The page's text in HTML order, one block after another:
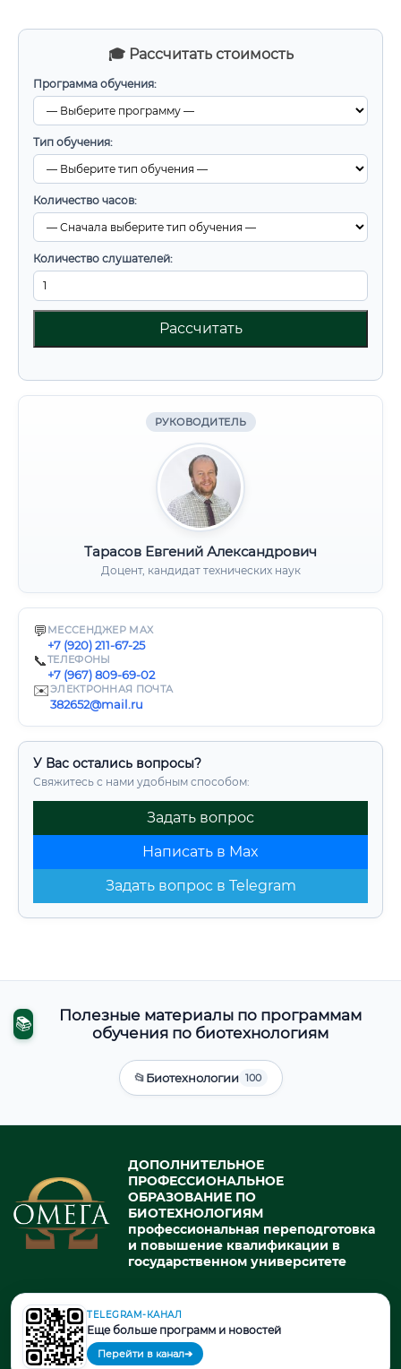
🎓 Рассчитать стоимость
Программа обучения:
Тип обучения:
Количество часов:
Количество слушателей:
Рассчитать
РУКОВОДИТЕЛЬ
Тарасов Евгений Александрович
Доцент, кандидат технических наук
💬 МЕССЕНДЖЕР MAX
+7 (920) 211-67-25
📞ТЕЛЕФОНЫ
+7 (967) 809-69-02
✉️ЭЛЕКТРОННАЯ ПОЧТА
382652@mail.ru
У Вас остались вопросы?
Свяжитесь с нами удобным способом:
Задать вопрос
Написать в Max
Задать вопрос в Telegram
📚
Полезные материалы по программам
обучения по биотехнологиям
📂Биотехнологии 100
ДОПОЛНИТЕЛЬНОЕ
ПРОФЕССИОНАЛЬНОЕ
ОБРАЗОВАНИЕ ПО
БИОТЕХНОЛОГИЯМ
профессиональная переподготовка
и повышение квалификации в
государственном университете
© 2026. При использовании материалов портала активная ссылка
на источник обязательна.
TELEGRAM-КАНАЛ
Еще больше программ и новостей
Перейти в канал➔